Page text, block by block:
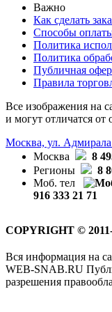
Важно
Как сделать
Способы
Политика
Политика
Публичная
Правила
Все изображения на
и могут отличатся от
Москва, ул. Адмирала
Москва
8
Регионы
8
Моб. тел
916 333 21 71
COPYRIGHT ©
Вся информация на
WEB-SNAB.RU
разрешения